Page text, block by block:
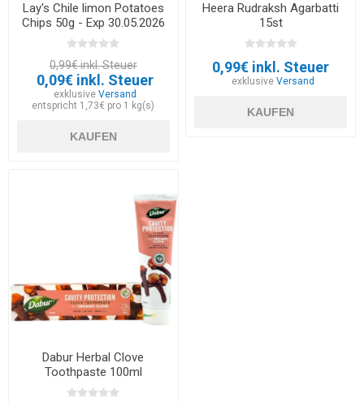
Lay's Chile limon Potatoes
Chips 50g - Exp 30.05.2026
0,99€ inkl. Steuer
0,09€ inkl. Steuer
exklusiveVersand
entspricht 1,73€ pro 1 kg(s)
KAUFEN
Heera Rudraksh Agarbatti
15st
0,99€ inkl. Steuer
exklusive Versand
KAUFEN
Dabur Herbal Clove
Toothpaste 100ml